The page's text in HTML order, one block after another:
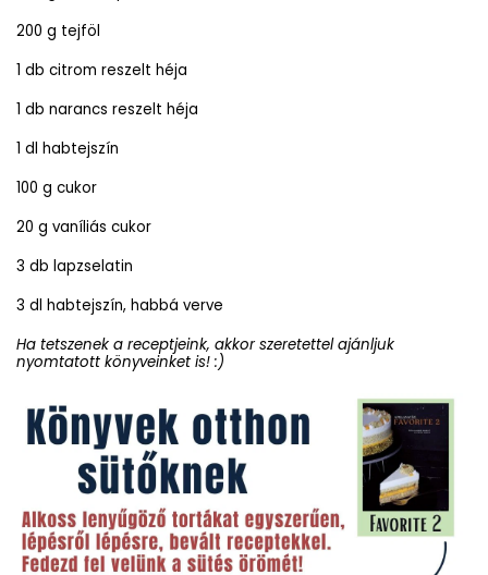
200 g tejföl
1 db citrom reszelt héja
1 db narancs reszelt héja
1 dl habtejszín
100 g cukor
20 g vaníliás cukor
3 db lapzselatin
3 dl habtejszín, habbá verve
Ha tetszenek a receptjeink, akkor szeretettel ajánljuk
nyomtatott könyveinket is! :)